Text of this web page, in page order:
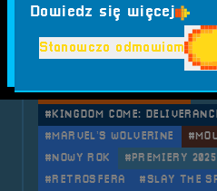
#DEATH STRANDING 2
#GRY INDIE 2025
#GRY
#HOLLOW
#INDIE GAMES
#JUDAS
#KINGDOM COME:
#MARVEL’S WOLVERINE
#NOWY ROK
#PREMIERY 2025
#RETROSFERA
#SLAY THE
Dowiedz się więcej
Stanowczo odmawiam